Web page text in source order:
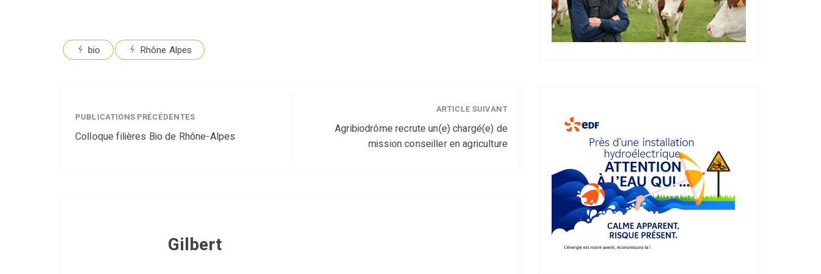
bio Rhône Alpes
PUBLICATIONS PRÉCÉDENTES
Colloque filières Bio de Rhône-Alpes
ARTICLE SUIVANT
Agribiodrôme recrute un(e) chargé(e) de
mission conseiller en agriculture
Gilbert